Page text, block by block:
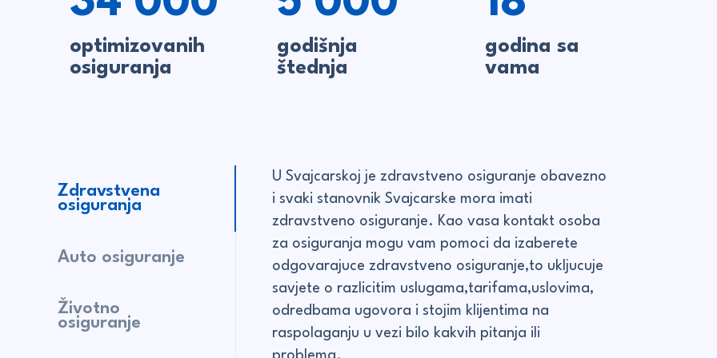
optimizovanih
osiguranja
godišnja
štednja
godina sa
vama
Zdravstvena
osiguranja
Auto osiguranje
Životno
osiguranje
U Svajcarskoj je zdravstveno osiguranje obavezno
i svaki stanovnik Svajcarske mora imati
zdravstveno osiguranje. Kao vasa kontakt osoba
za osiguranja mogu vam pomoci da izaberete
odgovarajuce zdravstveno osiguranje,to ukljucuje
savjete o razlicitim uslugama,tarifama,uslovima,
odredbama ugovora i stojim klijentima na
raspolaganju u vezi bilo kakvih pitanja ili